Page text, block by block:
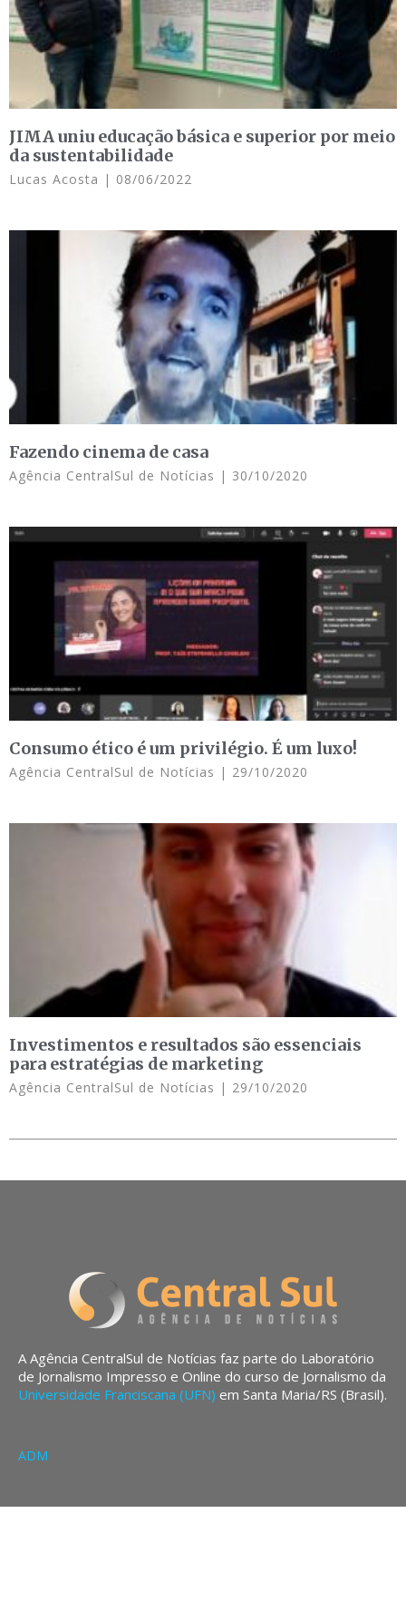
JIMA uniu educação básica e superior por meio
da sustentabilidade
Lucas Acosta 08/06/2022
Fazendo cinema de casa
Agência CentralSul de Notícias 30/10/2020
Consumo ético é um privilégio. É um luxo!
Agência CentralSul de Notícias 29/10/2020
Investimentos e resultados são essenciais
para estratégias de marketing
Agência CentralSul de Notícias 29/10/2020
A Agência CentralSul de Notícias faz parte do Laboratório
de Jornalismo Impresso e Online do curso de Jornalismo da
Universidade Franciscana (UFN) em Santa Maria/RS (Brasil).
ADM